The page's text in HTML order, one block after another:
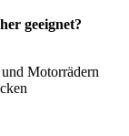
geeignet?
Motorrädern